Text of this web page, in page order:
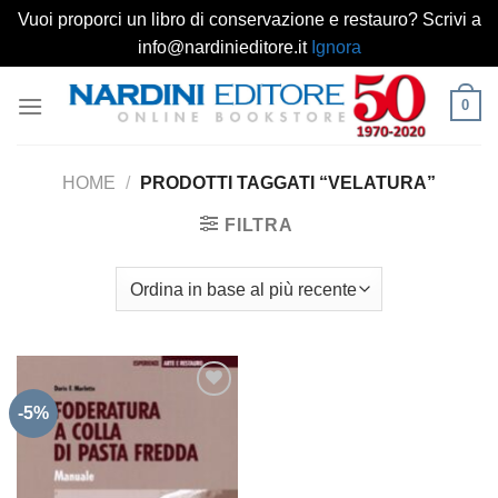
Vuoi proporci un libro di conservazione e restauro? Scrivi a
info@nardinieditore.it Ignora
0
HOME / PRODOTTI TAGGATI “VELATURA”
FILTRA
-5%
Aggiungi
alla lista